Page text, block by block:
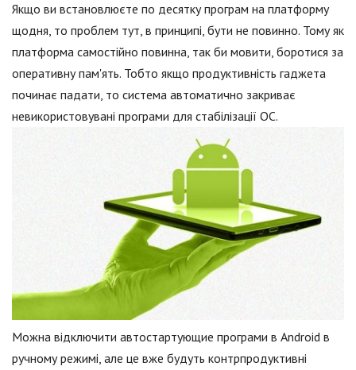
Якщо ви встановлюєте по десятку програм на платформу
щодня, то проблем тут, в принципі, бути не повинно. Тому як
платформа самостійно повинна, так би мовити, боротися за
оперативну пам'ять. Тобто якщо продуктивність гаджета
починає падати, то система автоматично закриває
невикористовувані програми для стабілізації ОС.
Можна відключити автостартующие програми в Android в
ручному режимі, але це вже будуть контрпродуктивні